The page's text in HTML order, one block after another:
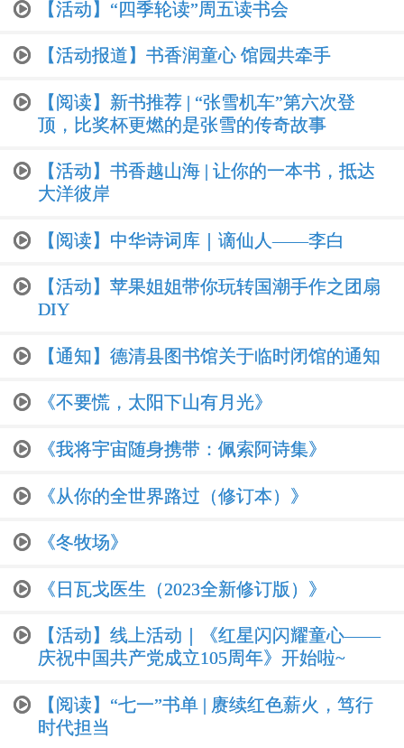
【活动】“四季轮读”周五读书会
【活动报道】书香润童心 馆园共牵手
【阅读】新书推荐 | “张雪机车”第六次登
顶，比奖杯更燃的是张雪的传奇故事
【活动】书香越山海 | 让你的一本书，抵达
大洋彼岸
【阅读】中华诗词库｜谪仙人——李白
【活动】苹果姐姐带你玩转国潮手作之团扇
DIY
【通知】德清县图书馆关于临时闭馆的通知
《不要慌，太阳下山有月光》
《我将宇宙随身携带：佩索阿诗集》
《从你的全世界路过（修订本）》
《冬牧场》
《日瓦戈医生（2023全新修订版）》
【活动】线上活动｜《红星闪闪耀童心——
庆祝中国共产党成立105周年》开始啦~
【阅读】“七一”书单 | 赓续红色薪火，笃行
时代担当